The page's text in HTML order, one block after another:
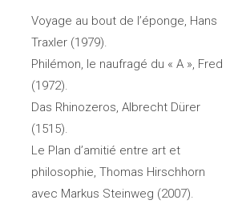
Voyage au bout de l’éponge, Hans
Traxler (1979).
Philémon, le naufragé du « A », Fred
(1972).
Das Rhinozeros, Albrecht Dürer
(1515).
Le Plan d’amitié entre art et
philosophie, Thomas Hirschhorn
avec Markus Steinweg (2007).